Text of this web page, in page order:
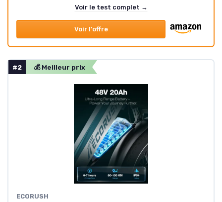
Voir le test complet →
Voir l'offre
#2 💰 Meilleur prix
ECORUSH